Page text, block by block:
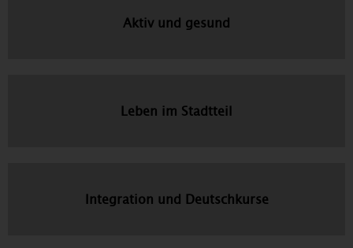
Aktiv und gesund
Leben im Stadtteil
Integration und Deutschkurse